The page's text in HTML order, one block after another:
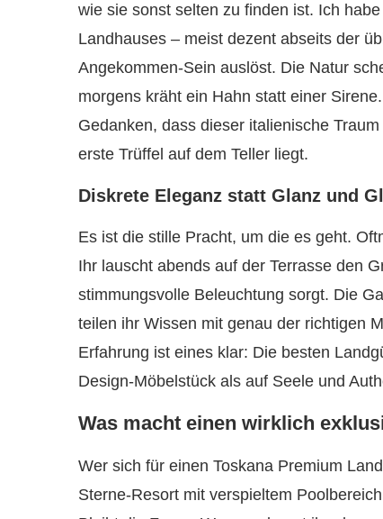
wie sie sonst selten zu finden ist. Ich
Landhauses – meist dezent abseits der
Angekommen-Sein auslöst. Die Natur
morgens kräht ein Hahn statt einer
Gedanken, dass dieser italienische
erste Trüffel auf dem Teller liegt.
Diskrete Eleganz statt Glanz und
Es ist die stille Pracht, um die es geht.
Ihr lauscht abends auf der Terrasse den
stimmungsvolle Beleuchtung sorgt. Die
teilen ihr Wissen mit genau der richtigen
Erfahrung ist eines klar: Die besten
Design-Möbelstück als auf Seele und
Was macht einen wirklich
Wer sich für einen Toskana Premium
Sterne-Resort mit verspieltem